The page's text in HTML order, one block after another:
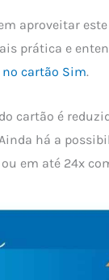
aproveitar
prática e
cartão Sim.
cartão é
há a
em até 24x